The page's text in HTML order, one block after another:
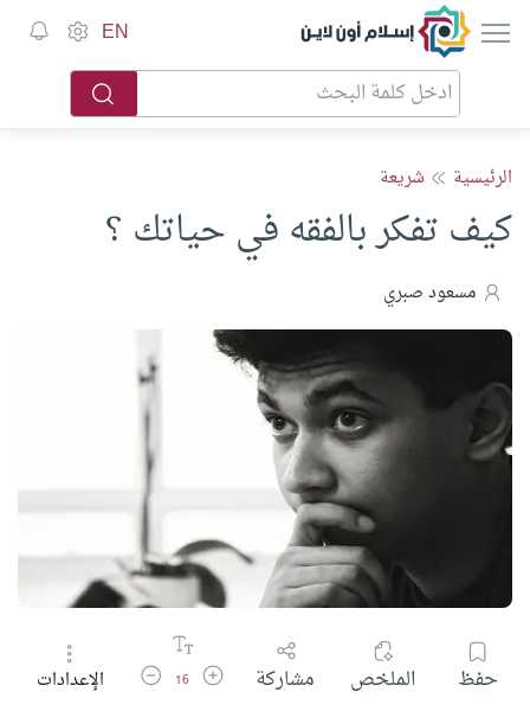
إسلام أون لاين EN
الرئيسية شريعة
كيف تفكر بالفقه في حياتك ؟
مسعود صبري
حفظ الملخص مشاركة زيادة حجم الخط
16 تقليل حجم الخط
الإعدادات